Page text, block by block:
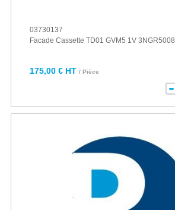
03730137
Facade Cassette TD01 GVM5 1V 3NGR5008
175,00 € HT / Pièce